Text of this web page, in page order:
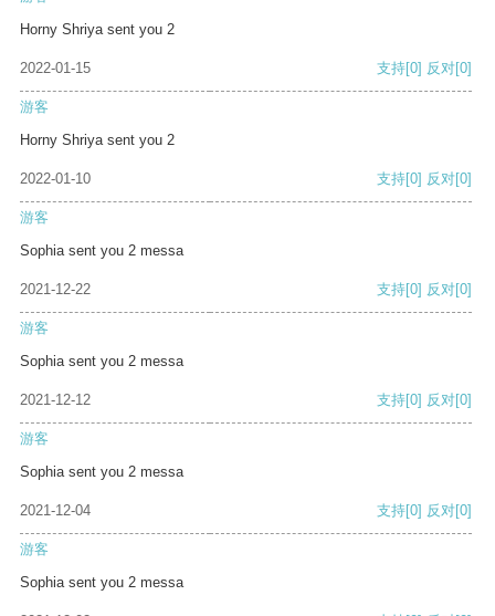
Horny Shriya sent you 2
2022-01-15 支持[0] 反对[0]
游客
Horny Shriya sent you 2
2022-01-10 支持[0] 反对[0]
游客
Sophia sent you 2 messa
2021-12-22 支持[0] 反对[0]
游客
Sophia sent you 2 messa
2021-12-12 支持[0] 反对[0]
游客
Sophia sent you 2 messa
2021-12-04 支持[0] 反对[0]
游客
Sophia sent you 2 messa